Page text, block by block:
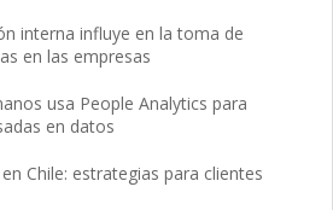
interna influye en la toma de
en las empresas
usa People Analytics para
en datos
Chile: estrategias para clientes